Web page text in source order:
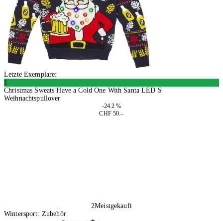
Letzte Exemplare:
1
Christmas Sweats Have a Cold One With Santa LED S
Weihnachtspullover
-24.2 %
CHF 50.–
2Meistgekauft
Wintersport: Zubehör